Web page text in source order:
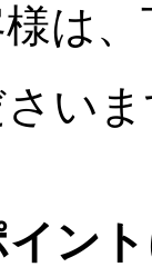
は
い
ン